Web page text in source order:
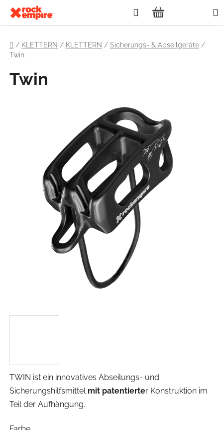
Inhalt
springen
Suchen
WARENKORB
Startseite
/ KLETTERN / KLETTERN / Sicherungs- & Abseilgeräte /
Twin
TWIN ist ein innovatives Abseilungs- und
Sicherungshilfsmittel mit patentierter Konstruktion im
Teil der Aufhängung.
Twin